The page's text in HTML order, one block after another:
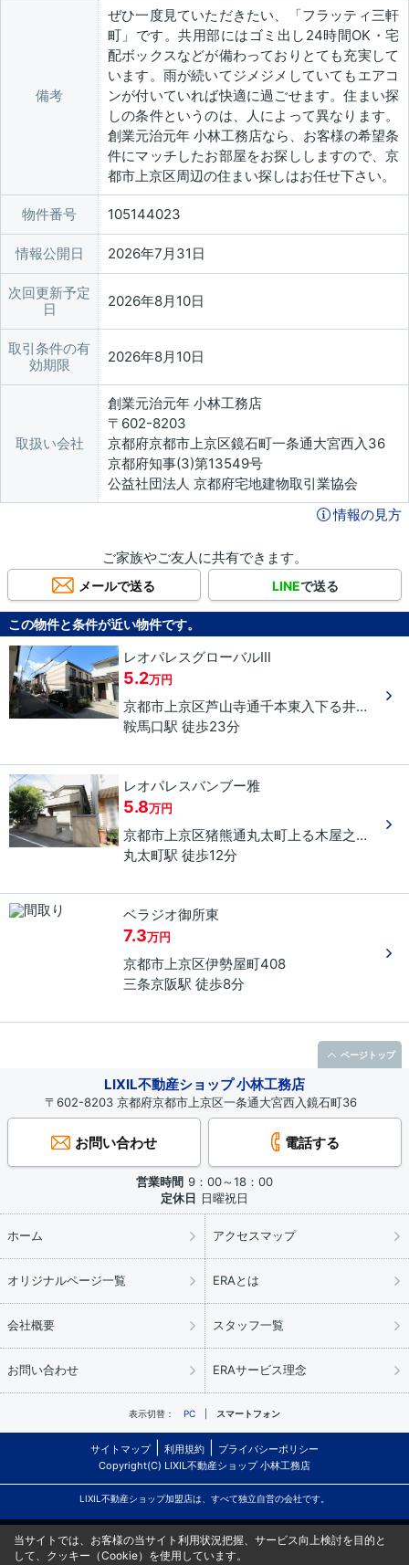
備考
ぜひ一度見ていただきたい、「フラッティ三軒
町」です。共用部にはゴミ出し24時間OK・宅
配ボックスなどが備わっておりとても充実して
います。雨が続いてジメジメしていてもエアコ
ンが付いていれば快適に過ごせます。住まい探
しの条件というのは、人によって異なります。
創業元治元年 小林工務店なら、お客様の希望条
件にマッチしたお部屋をお探ししますので、京
都市上京区周辺の住まい探しはお任せ下さい。
物件番号 105144023
情報公開日 2026年7月31日
次回更新予定
日
2026年8月10日
取引条件の有
効期限
2026年8月10日
取扱い会社
創業元治元年 小林工務店
〒602-8203
京都府京都市上京区鏡石町一条通大宮西入36
京都府知事(3)第13549号
公益社団法人 京都府宅地建物取引業協会
情報の見方
ご家族やご友人に共有できます。
メールで送る LINEで送る
この物件と条件が近い物件です。
レオパレスグローバルⅢ
5.2万円
京都市上京区芦山寺通千本東入下る井田町
９
鞍馬口駅 徒歩23分
レオパレスバンブー雅
5.8万円
京都市上京区猪熊通丸太町上る木屋之町
４９
丸太町駅 徒歩12分
ベラジオ御所東
7.3万円
京都市上京区伊勢屋町408
三条京阪駅 徒歩8分
LIXIL不動産ショップ 小林工務店
〒602-8203 京都府京都市上京区一条通大宮西入鏡石町36
お問い合わせ 電話する
営業時間 9：00～18：00
定休日 日曜祝日
ホーム アクセスマップ
オリジナルページ一覧 ERAとは
会社概要 スタッフ一覧
お問い合わせ ERAサービス理念
表示切替： PC スマートフォン
サイトマップ 利用規約
プライバシーポリシー
Copyright(C) LIXIL不動産ショップ 小林工務店
LIXIL不動産ショップ加盟店は、すべて独立自営の会社です。
ページトップ
当サイトでは、お客様の当サイト利用状況把握、サービス向上検討を目的と
して、クッキー（Cookie）を使用しています。